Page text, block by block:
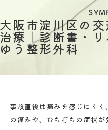
大阪市淀川区の
治療｜診断書・
ゆう整形外科
事故直後は痛みを感じにく
の痛みや、むち打ちの症状が